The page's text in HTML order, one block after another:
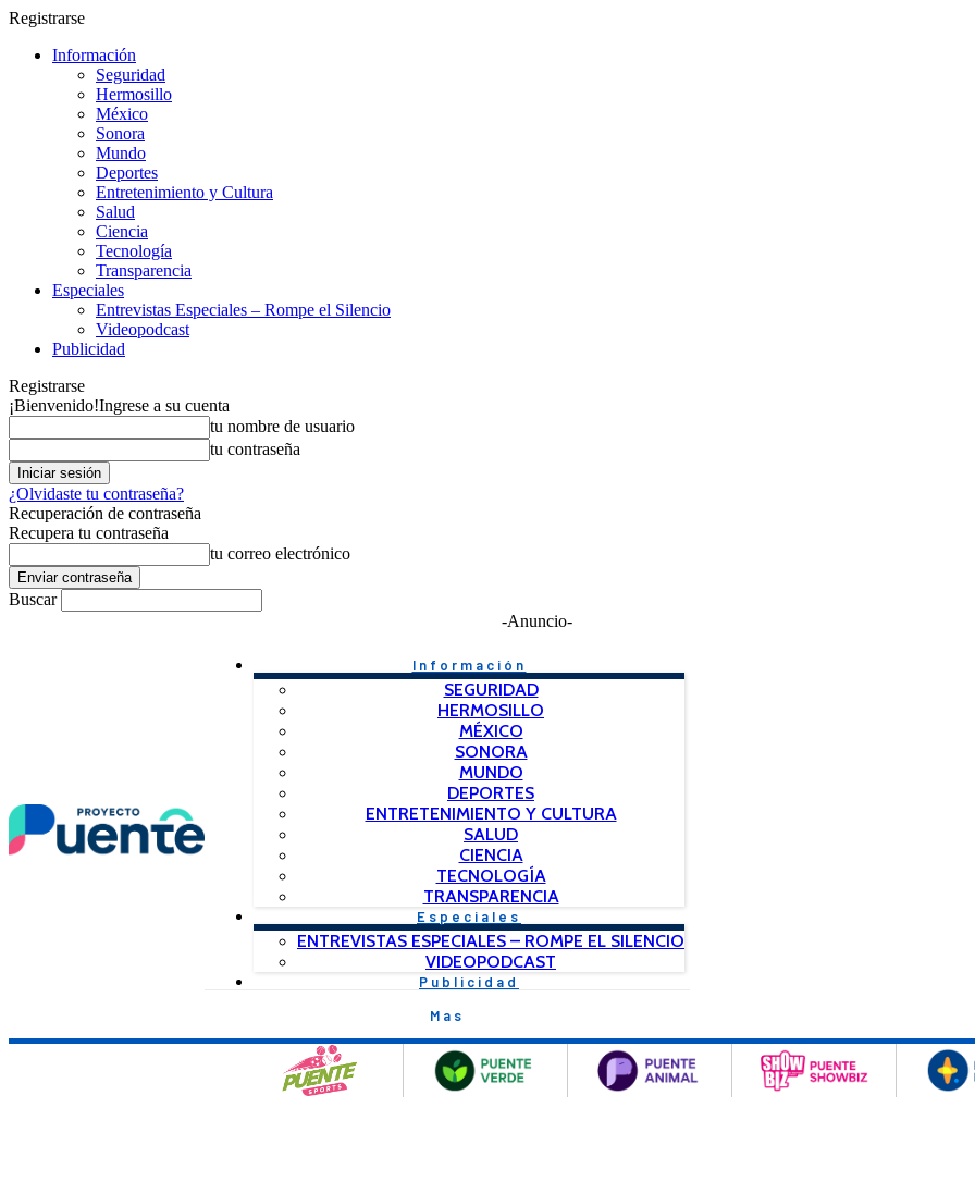
Registrarse
Información
Seguridad
Hermosillo
México
Sonora
Mundo
Deportes
Entretenimiento y Cultura
Salud
Ciencia
Tecnología
Transparencia
Especiales
Entrevistas Especiales – Rompe el Silencio
Videopodcast
Publicidad
Registrarse
¡Bienvenido!Ingrese a su cuenta
tu nombre de usuario
tu contraseña
¿Olvidaste tu contraseña?
Recuperación de contraseña
Recupera tu contraseña
tu correo electrónico
Buscar
-Anuncio-
Información
SEGURIDAD
HERMOSILLO
MÉXICO
SONORA
MUNDO
DEPORTES
ENTRETENIMIENTO Y CULTURA
SALUD
CIENCIA
TECNOLOGÍA
TRANSPARENCIA
Especiales
ENTREVISTAS ESPECIALES – ROMPE EL SILENCIO
VIDEOPODCAST
Publicidad
Mas